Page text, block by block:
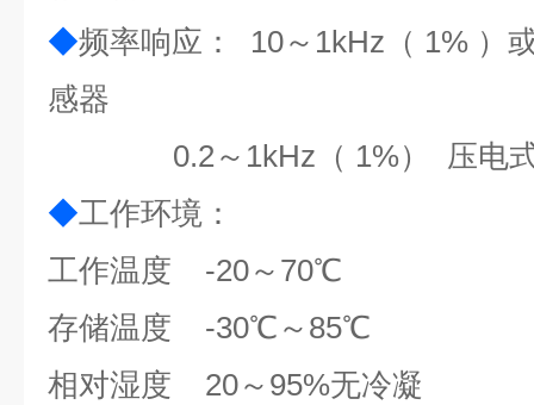
◆频率响应： 10～1kHz（ 1% ）
感器
0.2～1kHz（ 1%） 压电
◆工作环境：
工作温度 -20～ 70℃
存储温度 -30℃ ～ 85℃
相对湿度 20～ 95%无冷凝